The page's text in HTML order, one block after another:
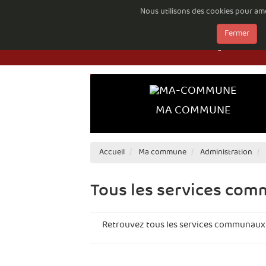
Nous utilisons des cookies pour
Fermer
Emploi à la
Documents à
Règlements
MA COMMUNE
Accueil Ma commune Administration
Tous les services
Retrouvez tous les services